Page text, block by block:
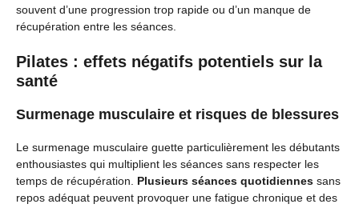
souvent d’une progression trop rapide ou d’un manque de
récupération entre les séances.
Pilates : effets négatifs potentiels sur la
santé
Surmenage musculaire et risques de blessures
Le surmenage musculaire guette particulièrement les débutants
enthousiastes qui multiplient les séances sans respecter les
temps de récupération. Plusieurs séances quotidiennes sans
repos adéquat peuvent provoquer une fatigue chronique et des